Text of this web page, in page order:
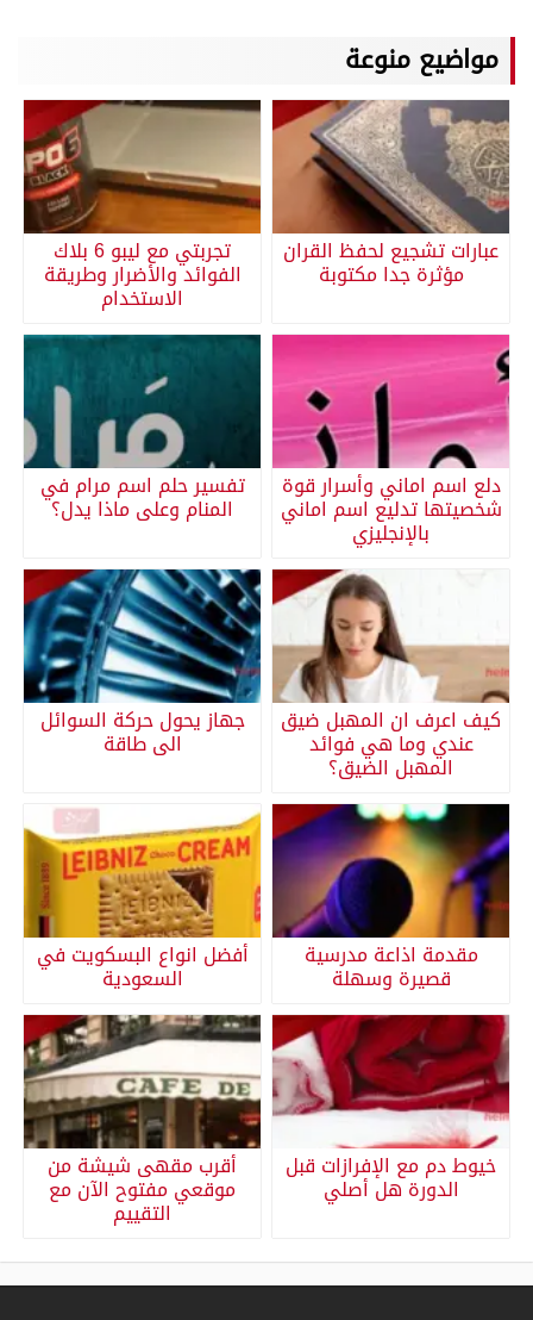
مواضيع منوعة
عبارات تشجيع لحفظ القران
مؤثرة جدا مكتوبة
تجربتي مع ليبو 6 بلاك
الفوائد والأضرار وطريقة
الاستخدام
دلع اسم اماني وأسرار قوة
شخصيتها تدليع اسم اماني
بالإنجليزي
تفسير حلم اسم مرام في
المنام وعلى ماذا يدل؟
كيف اعرف ان المهبل ضيق
عندي وما هي فوائد
المهبل الضيق؟
جهاز يحول حركة السوائل
الى طاقة
مقدمة اذاعة مدرسية
قصيرة وسهلة
أفضل انواع البسكويت في
السعودية
خيوط دم مع الإفرازات قبل
الدورة هل أصلي
أقرب مقهى شيشة من
موقعي مفتوح الآن مع
التقييم